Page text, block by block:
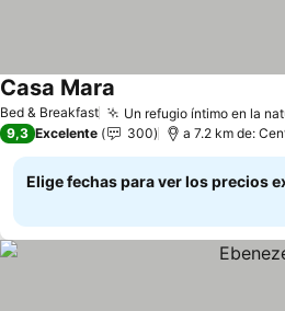
Bed & Breakfast Un refugio íntimo en la
Casa Mara
9,3 Excelente 300 a 7.2 km de:
Elige fechas para ver los precios